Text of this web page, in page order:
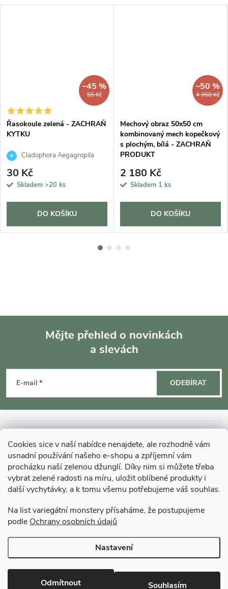
Cookies sice v naší nabídce nenajdete, ale rozhodně vám
usnadní používání našeho e-shopu a zpříjemní vám
procházku naší zelenou džunglí. Díky nim si můžete třeba
vybrat zelené radosti na míru, uložit oblíbené produkty i
další vychytávky, a k tomu všemu potřebujeme váš souhlas.
Na list variegátní monstery přísaháme, že postupujeme
podle Ochrany osobních údajů
Nastavení
Odmítnout Souhlasím
55 Kč
–45 %
Řasokoule zelená - ZACHRAŇ
KYTKU
Cladophora Aegagropila
30 Kč
Skladem >20 ks
DO KOŠÍKU
4 360 Kč
–50 %
Mechový obraz 50x50 cm
kombinovaný mech kopečkový
s plochým, bílá - ZACHRAŇ
PRODUKT
2 180 Kč
Skladem 1 ks
DO KOŠÍKU
p
a
Mějte přehled o novinkách
a slevách
E-mail ODEBÍRAT
MOHLO BY VÁS ZAJÍMAT
O GARDNERS
Gardners Design - Projekt, realizace a údržba zahrad a interiérů
Copyright 2026Gardners-eshop.cz. Všechna práva vyhrazena.Upravit
nastavení cookies